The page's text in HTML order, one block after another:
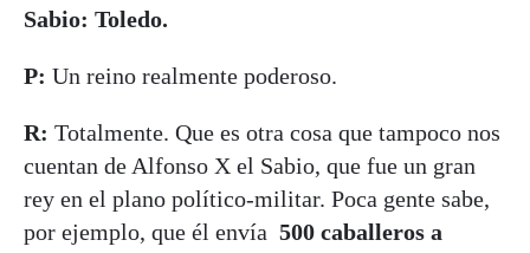
Sabio: Toledo.
P: Un reino realmente poderoso.
R: Totalmente. Que es otra cosa que tampoco nos
cuentan de Alfonso X el Sabio, que fue un gran
rey en el plano político-militar. Poca gente sabe,
por ejemplo, que él envía 500 caballeros a